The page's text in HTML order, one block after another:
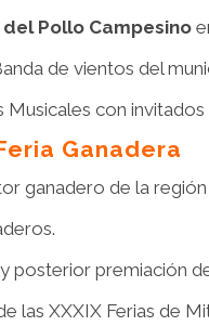
Pollo Campesino
de vientos del
Musicales con
Ganadera
ganadero de la región
posterior premiación
las XXXIX Ferias de